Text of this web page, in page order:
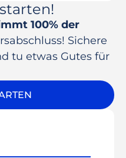
100% der
Sichere
tu etwas Gutes für